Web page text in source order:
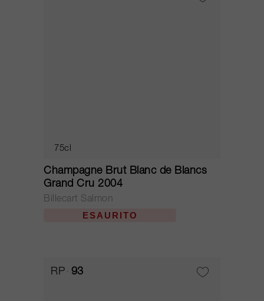
75cl
Champagne Brut Blanc de Blancs
Grand Cru 2004
Billecart Salmon
ESAURITO
RP 93